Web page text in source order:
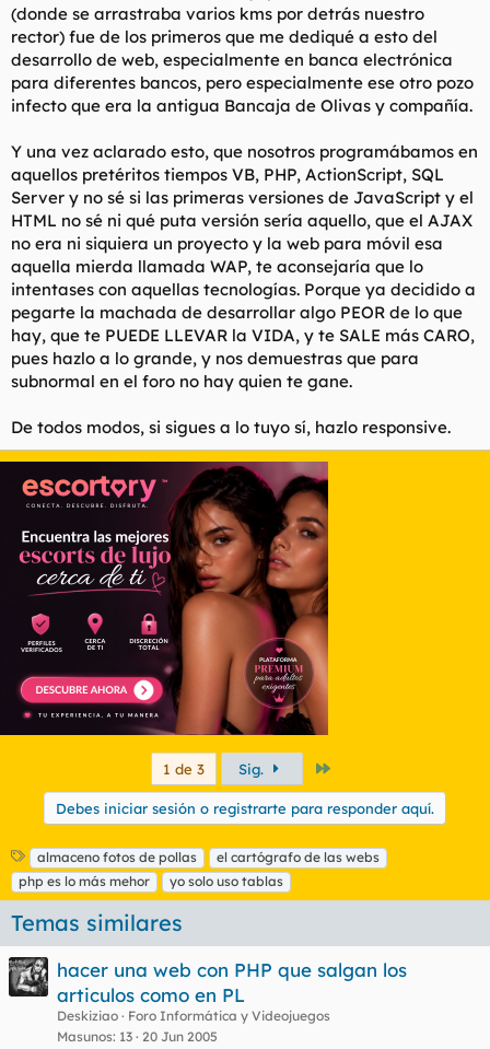
(donde se arrastraba varios kms por detrás nuestro
rector) fue de los primeros que me dediqué a esto del
desarrollo de web, especialmente en banca electrónica
para diferentes bancos, pero especialmente ese otro pozo
infecto que era la antigua Bancaja de Olivas y compañía.
Y una vez aclarado esto, que nosotros programábamos en
aquellos pretéritos tiempos VB, PHP, ActionScript, SQL
Server y no sé si las primeras versiones de JavaScript y el
HTML no sé ni qué puta versión sería aquello, que el AJAX
no era ni siquiera un proyecto y la web para móvil esa
aquella mierda llamada WAP, te aconsejaría que lo
intentases con aquellas tecnologías. Porque ya decidido a
pegarte la machada de desarrollar algo PEOR de lo que
hay, que te PUEDE LLEVAR la VIDA, y te SALE más CARO,
pues hazlo a lo grande, y nos demuestras que para
subnormal en el foro no hay quien te gane.
De todos modos, si sigues a lo tuyo sí, hazlo responsive.
1 de 3 Sig.
Debes iniciar sesión o registrarte para responder aquí.
E
t
i
u
e
t
a
almaceno fotos de pollas
el cartógrafo de las webs
php es lo más mehor
yo solo uso tablas
Temas similares
hacer una web con PHP que salgan los
articulos como en PL
Deskiziao
Foro Informática y Videojuegos
Masunos 13 20 Jun 2005